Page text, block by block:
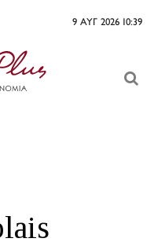
9 ΑΥΓ 2026 10:39